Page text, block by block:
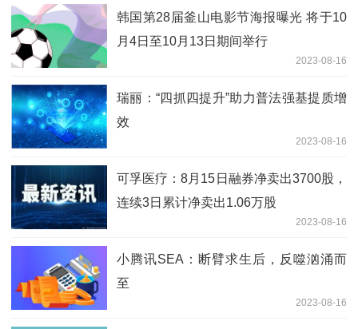
韩国第28届釜山电影节海报曝光 将于10
月4日至10月13日期间举行
2023-08-16
瑞丽：“四抓四提升”助力普法强基提质增
效
2023-08-16
可孚医疗：8月15日融券净卖出3700股，
连续3日累计净卖出1.06万股
2023-08-16
小腾讯SEA：断臂求生后，反噬汹涌而
至
2023-08-16